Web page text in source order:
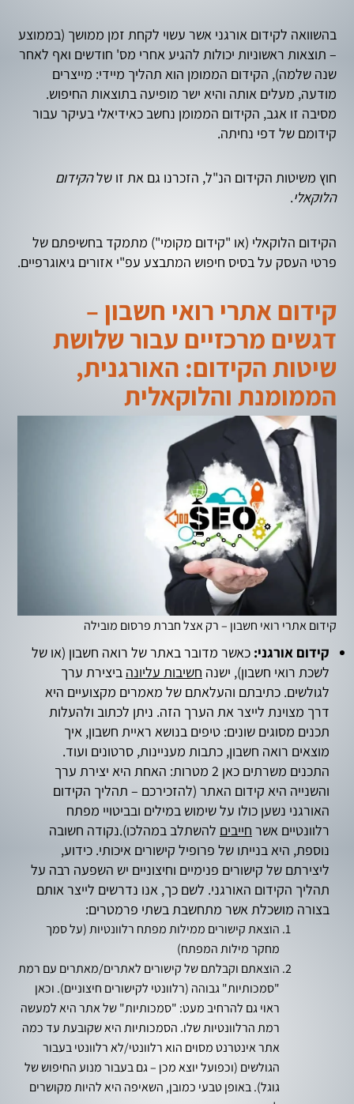
בהשוואה לקידום אורגני אשר עשוי לקחת זמן ממושך (בממוצע
– תוצאות ראשוניות יכולות להגיע אחרי מס' חודשים ואף לאחר
שנה שלמה), הקידום הממומן הוא תהליך מיידי: מייצרים
מודעה, מעלים אותה והיא ישר מופיעה בתוצאות החיפוש.
מסיבה זו אגב, הקידום הממומן נחשב כאידיאלי בעיקר עבור
קידומם של דפי נחיתה.
חוץ משיטות הקידום הנ"ל, הזכרנו גם את זו שלהקידום
הלוקאלי.
הקידום הלוקאלי (או "קידום מקומי") מתמקד בחשיפתם של
פרטי העסק על בסיס חיפוש המתבצע עפ"י אזורים גיאוגרפיים.
קידום אתרי רואי חשבון –
דגשים מרכזיים עבור שלושת
שיטות הקידום: האורגנית,
הממומנת והלוקאלית
קידום אתרי רואי חשבון – רק אצל חברת פרסום מובילה
קידום אורגני: כאשר מדובר באתר של רואה חשבון (או של
לשכת רואי חשבון), ישנה חשיבות עליונה ביצירת ערך
לגולשים. כתיבתם והעלאתם של מאמרים מקצועיים היא
דרך מצוינת לייצר את הערך הזה. ניתן לכתוב ולהעלות
תכנים מסוגים שונים: טיפים בנושא ראיית חשבון, איך
מוצאים רואה חשבון, כתבות מעניינות, סרטונים ועוד.
התכנים משרתים כאן 2 מטרות: האחת היא יצירת ערך
והשנייה היא קידום האתר (להזכירכם – תהליך הקידום
האורגני נשען כולו על שימוש במילים ובביטויי מפתח
רלוונטיים אשר חייבים להשתלב במהלכו).נקודה חשובה
נוספת, היא בנייתו של פרופיל קישורים איכותי. כידוע,
ליצירתם של קישורים פנימיים וחיצוניים יש השפעה רבה על
תהליך הקידום האורגני. לשם כך, אנו נדרשים לייצר אותם
בצורה מושכלת אשר מתחשבת בשתי פרמטרים:
הוצאת קישורים ממילות מפתח רלוונטיות (על סמך
מחקר מילות המפתח)
הוצאתם וקבלתם של קישורים לאתרים/מאתרים עם רמת
"סמכותיות" גבוהה (רלוונטי לקישורים חיצוניים). וכאן
ראוי גם להרחיב מעט: "סמכותיות" של אתר היא למעשה
רמת הרלוונטיות שלו. הסמכותיות היא שקובעת עד כמה
אתר אינטרנט מסוים הוא רלוונטי/לא רלוונטי בעבור
הגולשים (וכפועל יוצא מכן – גם בעבור מנוע החיפוש של
גוגל). באופן טבעי כמובן, השאיפה היא להיות מקושרים